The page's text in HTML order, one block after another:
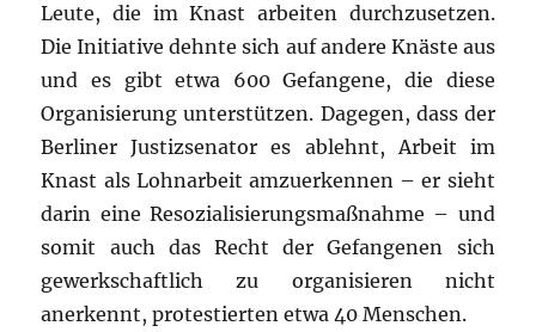
Leute, die im Knast arbeiten durchzusetzen.
Die Initiative dehnte sich auf andere Knäste aus
und es gibt etwa 600 Gefangene, die diese
Organisierung unterstützen. Dagegen, dass der
Berliner Justizsenator es ablehnt, Arbeit im
Knast als Lohnarbeit amzuerkennen – er sieht
darin eine Resozialisierungsmaßnahme – und
somit auch das Recht der Gefangenen sich
gewerkschaftlich zu organisieren nicht
anerkennt, protestierten etwa 40 Menschen.